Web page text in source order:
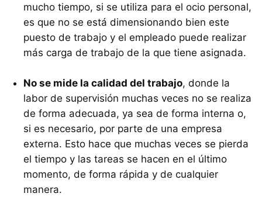
mucho tiempo, si se utiliza para el ocio personal,
es que no se está dimensionando bien este
puesto de trabajo y el empleado puede realizar
más carga de trabajo de la que tiene asignada.
No se mide la calidad del trabajo, donde la
labor de supervisión muchas veces no se realiza
de forma adecuada, ya sea de forma interna o,
si es necesario, por parte de una empresa
externa. Esto hace que muchas veces se pierda
el tiempo y las tareas se hacen en el último
momento, de forma rápida y de cualquier
manera.